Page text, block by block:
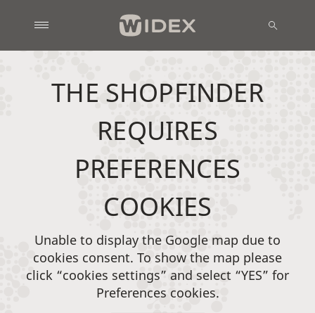
THE SHOPFINDER
REQUIRES
PREFERENCES
COOKIES
Unable to display the Google map due to
cookies consent. To show the map please
click “cookies settings” and select “YES” for
Preferences cookies.